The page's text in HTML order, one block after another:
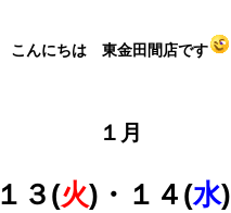
こんにちは 東金田間店です
１月
１３(火)・１４(水)